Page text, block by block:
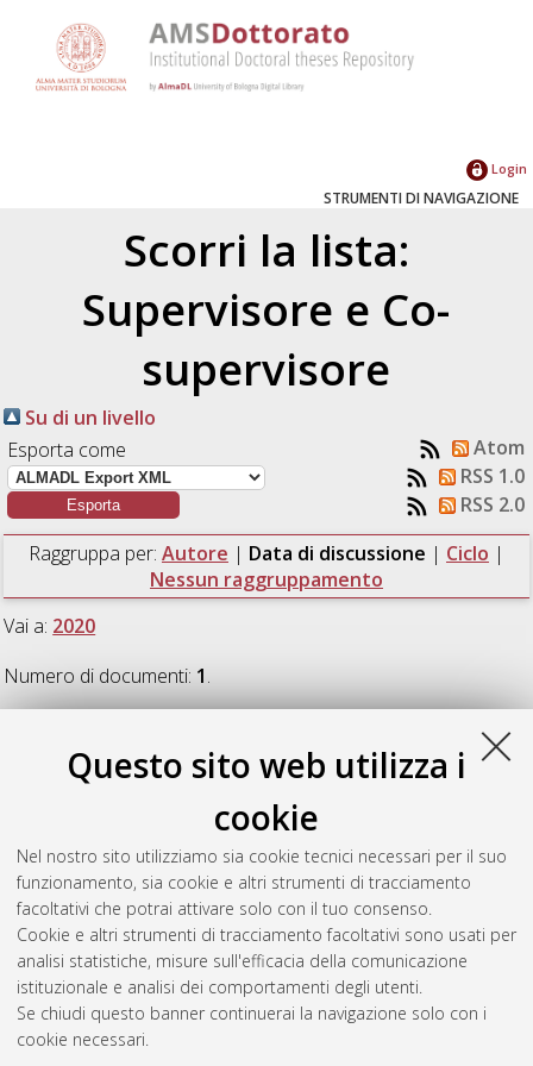
Questo sito web utilizza i
cookie
Nel nostro sito utilizziamo sia cookie tecnici necessari per il suo
funzionamento, sia cookie e altri strumenti di tracciamento
facoltativi che potrai attivare solo con il tuo consenso.
Cookie e altri strumenti di tracciamento facoltativi sono usati per
analisi statistiche, misure sull'efficacia della comunicazione
istituzionale e analisi dei comportamenti degli utenti.
Se chiudi questo banner continuerai la navigazione solo con i
cookie necessari.
Login
STRUMENTI DI NAVIGAZIONE
Scorri la lista:
Supervisore e Co-
supervisore
Su di un livello
Esporta come
Atom
RSS 1.0
RSS 2.0
Raggruppa per: Autore | Data di discussione | Ciclo |
Nessun raggruppamento
Vai a: 2020
Numero di documenti: 1.
2020
Automatic classification of architectural
and archaeological 3D Data, [Dissertation thesis], Alma Mater
Studiorum Università di Bologna. Dottorato di ricerca in
Architettura, 32 Ciclo. DOI 10.6092/unibo/amsdottorato/9347.
Questa lista e' stata generata il Thu Aug 6 20:45:22 2026
Atom